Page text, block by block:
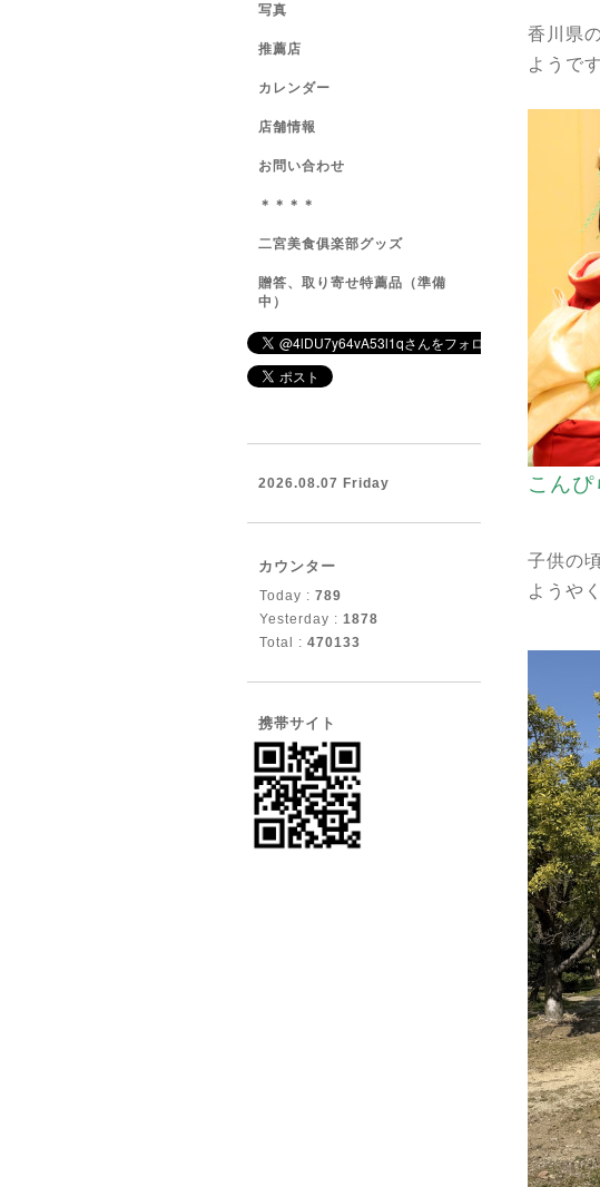
香川県
ようで
こん
子供の
ようや
写真
推薦店
カレンダー
店舗情報
お問い合わせ
＊＊＊＊
二宮美食俱楽部グッズ
贈答、取り寄せ特薦品（準備
中）
2026.08.07 Friday
カウンター
Today : 789
Yesterday : 1878
Total : 470133
携帯サイト